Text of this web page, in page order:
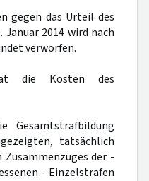
gegen das Urteil des
2014 wird nach
verworfen.
die Kosten des
Gesamtstrafbildung
tatsächlich
der -
- Einzelstrafen